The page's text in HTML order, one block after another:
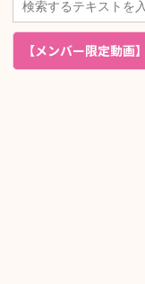
【メンバー限定動画】